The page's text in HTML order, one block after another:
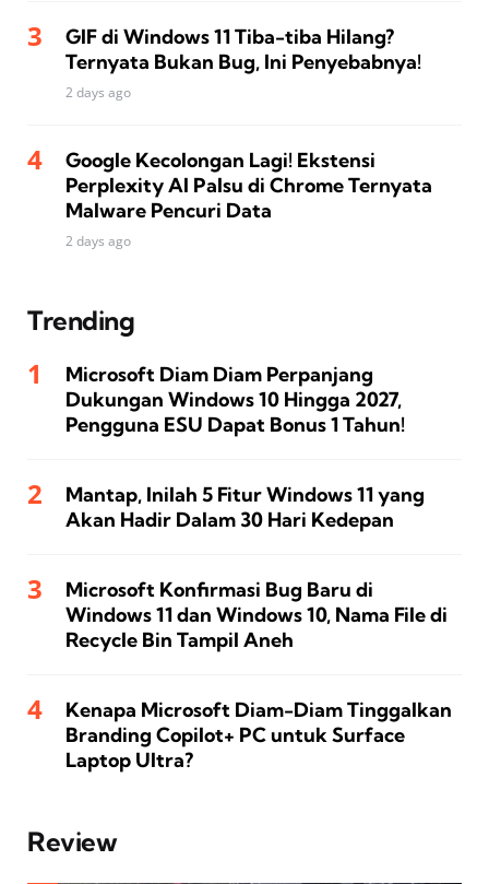
GIF di Windows 11 Tiba-tiba Hilang?
Ternyata Bukan Bug, Ini Penyebabnya!
2 days ago
Google Kecolongan Lagi! Ekstensi
Perplexity AI Palsu di Chrome Ternyata
Malware Pencuri Data
2 days ago
Trending
Microsoft Diam Diam Perpanjang
Dukungan Windows 10 Hingga 2027,
Pengguna ESU Dapat Bonus 1 Tahun!
Mantap, Inilah 5 Fitur Windows 11 yang
Akan Hadir Dalam 30 Hari Kedepan
Microsoft Konfirmasi Bug Baru di
Windows 11 dan Windows 10, Nama File di
Recycle Bin Tampil Aneh
Kenapa Microsoft Diam-Diam Tinggalkan
Branding Copilot+ PC untuk Surface
Laptop Ultra?
Review